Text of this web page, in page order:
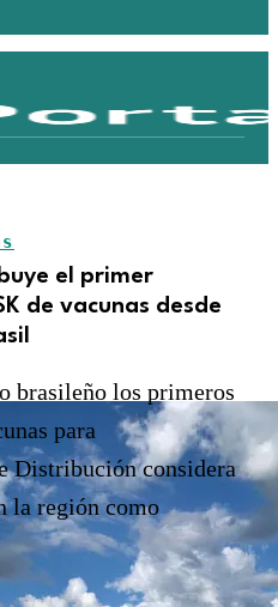
el primer
de vacunas desde
brasileño los primeros
para
Distribución considera
la región como